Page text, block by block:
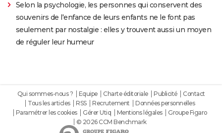
Selon la psychologie, les personnes qui conservent des
souvenirs de l'enfance de leurs enfants ne le font pas
seulement par nostalgie : elles y trouvent aussi un moyen
de réguler leur humeur
Qui sommes-nous ? Equipe Charte éditoriale Publicité
Contact
Tous les articles
RSS Recrutement
Données personnelles
Paramétrer les cookies
Gérer Utiq Mentions légales
Groupe Figaro
© 2026 CCM Benchmark